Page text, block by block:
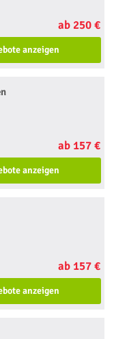
ab 250 €
anzeigen
ab 157 €
anzeigen
ab 157 €
anzeigen